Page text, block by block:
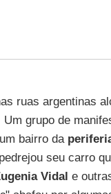
ruas argentinas
Um grupo de
bairro da
seu carro
Vidal e